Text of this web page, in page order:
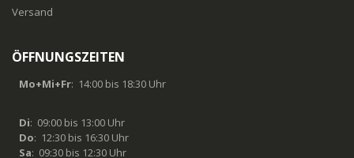
Versand
ÖFFNUNGSZEITEN
Mo+Mi+Fr: 14:00 bis 18:30 Uhr
Di: 09:00 bis 13:00 Uhr
Do: 12:30 bis 16:30 Uhr
Sa: 09:30 bis 12:30 Uhr